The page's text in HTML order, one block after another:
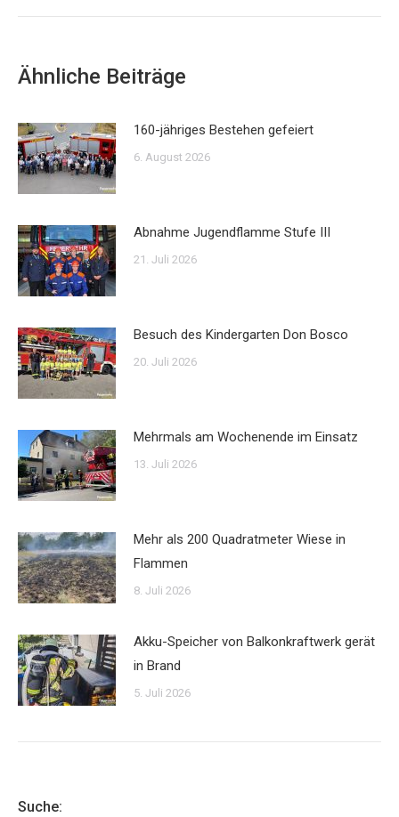
Ähnliche Beiträge
160-jähriges Bestehen gefeiert
6. August 2026
Abnahme Jugendflamme Stufe III
21. Juli 2026
Besuch des Kindergarten Don Bosco
20. Juli 2026
Mehrmals am Wochenende im Einsatz
13. Juli 2026
Mehr als 200 Quadratmeter Wiese in
Flammen
8. Juli 2026
Akku-Speicher von Balkonkraftwerk gerät
in Brand
5. Juli 2026
Suche: